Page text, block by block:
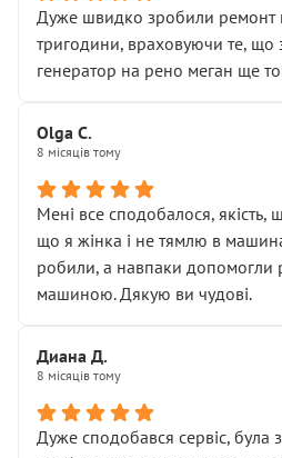
• реальної діагностики, а не
“подивились і поїхав”
На жаль, складається
Стосовно комунікації - все добре
Дуже швидко зробили ремонт
тригодини, враховуючи те, що
генератор на рено меган ще
Olga С.
8 місяців тому
Мені все сподобалося, якість,
що я жінка і не тямлю в
робили, а навпаки допомогли
машиною. Дякую ви чудові.
Диана Д.
8 місяців тому
Дуже сподобався сервіс, була